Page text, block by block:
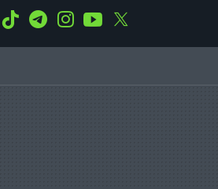
WhatsApp
Tiktok TelegramInstagramYoutube